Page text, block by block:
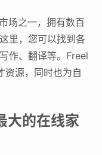
场之一，拥有数百
里，您可以找到各
作、翻译等。Freel
资源，同时也为自
大的在线家